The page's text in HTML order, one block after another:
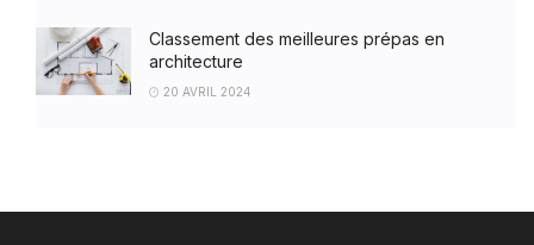
Classement des meilleures prépas en
architecture
20 AVRIL 2024